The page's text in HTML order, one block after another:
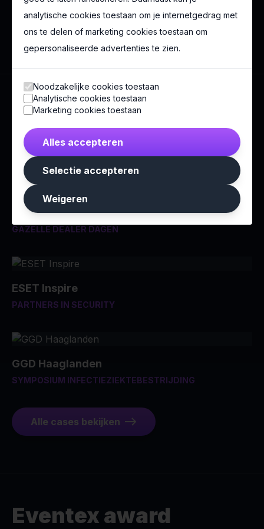
Meer congressen
Exceptioneel × onvergetelijk.
Koninklijke Gazelle
GAZELLE DEALER DAGEN
ESET Inspire
PARTNERS IN SECURITY
GGD Haaglanden
SYMPOSIUM INFECTIEZIEKTEBESTRIJDING
Alle cases bekijken
Eventex award
analytische cookies toestaan om je internetgedrag met
ons te delen of marketing cookies toestaan om
gepersonaliseerde advertenties te zien.
Noodzakelijke cookies toestaan
Analytische cookies toestaan
Marketing cookies toestaan
Alles accepteren
Selectie accepteren
Weigeren